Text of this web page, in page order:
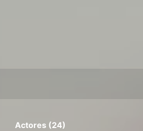
Actores (24)